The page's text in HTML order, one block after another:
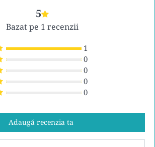
5
Bazat pe 1 recenzii
1
0
0
0
0
Adaugă recenzia ta